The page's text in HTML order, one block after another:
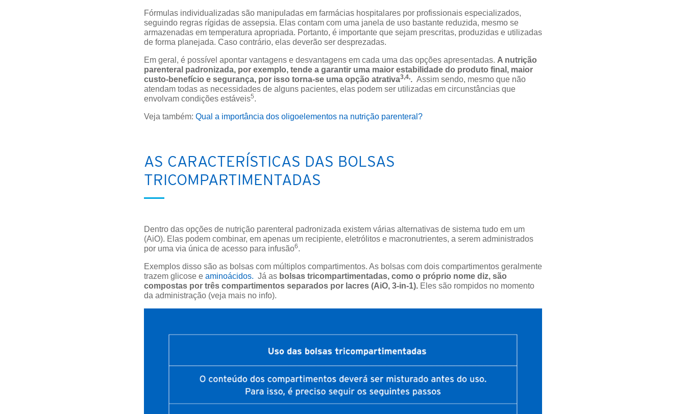
Fórmulas individualizadas são manipuladas em farmácias hospitalares por profissionais especializados,
seguindo regras rígidas de assepsia. Elas contam com uma janela de uso bastante reduzida, mesmo se
armazenadas em temperatura apropriada. Portanto, é importante que sejam prescritas, produzidas e utilizadas
de forma planejada. Caso contrário, elas deverão ser desprezadas.
Em geral, é possível apontar vantagens e desvantagens em cada uma das opções apresentadas. A nutrição
parenteral padronizada, por exemplo, tende a garantir uma maior estabilidade do produto final, maior
custo-benefício e segurança, por isso torna-se uma opção atrativa3,4,. Assim sendo, mesmo que não
atendam todas as necessidades de alguns pacientes, elas podem ser utilizadas em circunstâncias que
envolvam condições estáveis5.
Veja também: Qual a importância dos oligoelementos na nutrição parenteral?
AS CARACTERÍSTICAS DAS BOLSAS
TRICOMPARTIMENTADAS
Dentro das opções de nutrição parenteral padronizada existem várias alternativas de sistema tudo em um
(AiO). Elas podem combinar, em apenas um recipiente, eletrólitos e macronutrientes, a serem administrados
por uma via única de acesso para infusão6.
Exemplos disso são as bolsas com múltiplos compartimentos. As bolsas com dois compartimentos geralmente
trazem glicose e aminoácidos. Já as bolsas tricompartimentadas, como o próprio nome diz, são
compostas por três compartimentos separados por lacres (AiO, 3-in-1). Eles são rompidos no momento
da administração (veja mais no info).